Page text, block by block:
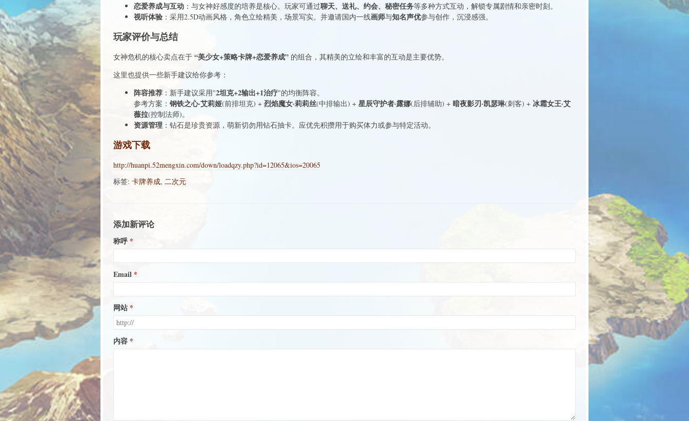
恋爱养成与互动 ：与女神好感度的培养是核心。玩家可通过聊天、送礼、约会、秘密任务等多种方式互动，解锁专属剧情和亲密时刻。
视听体验 ：采用2.5D动画风格，角色立绘精美，场景写实。并邀请国内一线画师与知名声优参与创作，沉浸感强。
玩家评价与总结
女神危机的核心卖点在于 “美少女+策略卡牌+恋爱养成” 的组合，其精美的立绘和丰富的互动是主要优势。
这里也提供一些新手建议给你参考：
阵容推荐 ：新手建议采用"2坦克+2输出+1治疗"的均衡阵容。
参考方案： 钢铁之心·艾莉娅(前排坦克) + 烈焰魔女·莉莉丝(中排输出) + 星辰守护者·露娜(后排辅助) + 暗夜影刃·凯瑟琳(刺客) + 冰霜女王·艾
薇拉(控制法师)。
资源管理 ：钻石是珍贵资源，萌新切勿用钻石抽卡。应优先积攒用于购买体力或参与特定活动。
游戏下载
http://huanpi.52mengxin.com/down/loadqzy.php?id=12065&ios=20065
标签: 卡牌养成, 二次元
添加新评论
称呼
Email
网站
内容